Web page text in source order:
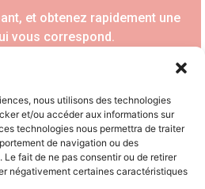
nous utilisons des technologies
et/ou accéder aux informations sur
technologies nous permettra de traiter
de navigation ou des
fait de ne pas consentir ou de retirer
négativement certaines caractéristiques
et obtenez rapidement une
vous correspond.
une mission